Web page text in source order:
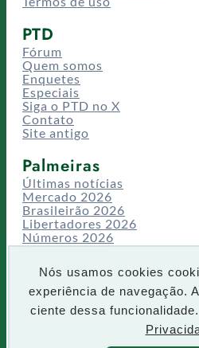
Nós usamos cookies
experiência de navegação.
ciente dessa
PTD
Fórum
Quem somos
Enquetes
Especiais
Siga o PTD no X
Contato
Site antigo
Palmeiras
Últimas notícias
Mercado 2026
Brasileirão 2026
Libertadores 2026
Números 2026
Campeonatos
CT/Centro de Excelência
Busca
P
e